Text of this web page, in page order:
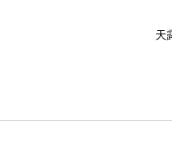
天